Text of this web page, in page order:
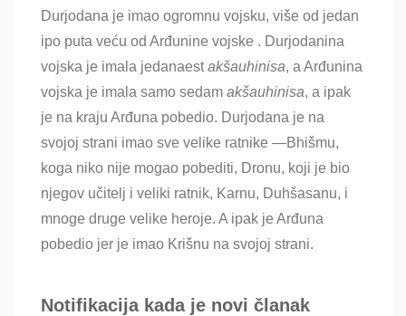
Durjodana je imao ogromnu vojsku, više od jedan
ipo puta veću od Arđunine vojske . Durjodanina
vojska je imala jedanaest akšauhinisa, a Arđunina
vojska je imala samo sedam akšauhinisa, a ipak
je na kraju Arđuna pobedio. Durjodana je na
svojoj strani imao sve velike ratnike —Bhišmu,
koga niko nije mogao pobediti, Dronu, koji je bio
njegov učitelj i veliki ratnik, Karnu, Duhšasanu, i
mnoge druge velike heroje. A ipak je Arđuna
pobedio jer je imao Krišnu na svojoj strani.
Notifikacija kada je novi članak